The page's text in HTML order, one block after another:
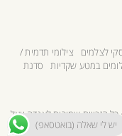
לצלמים
צילומי תדמית /
במטע שקדיות
סדנת
הזכויות שמורות לאנדה יואל
יש לי שאלה (בואטסאפ)